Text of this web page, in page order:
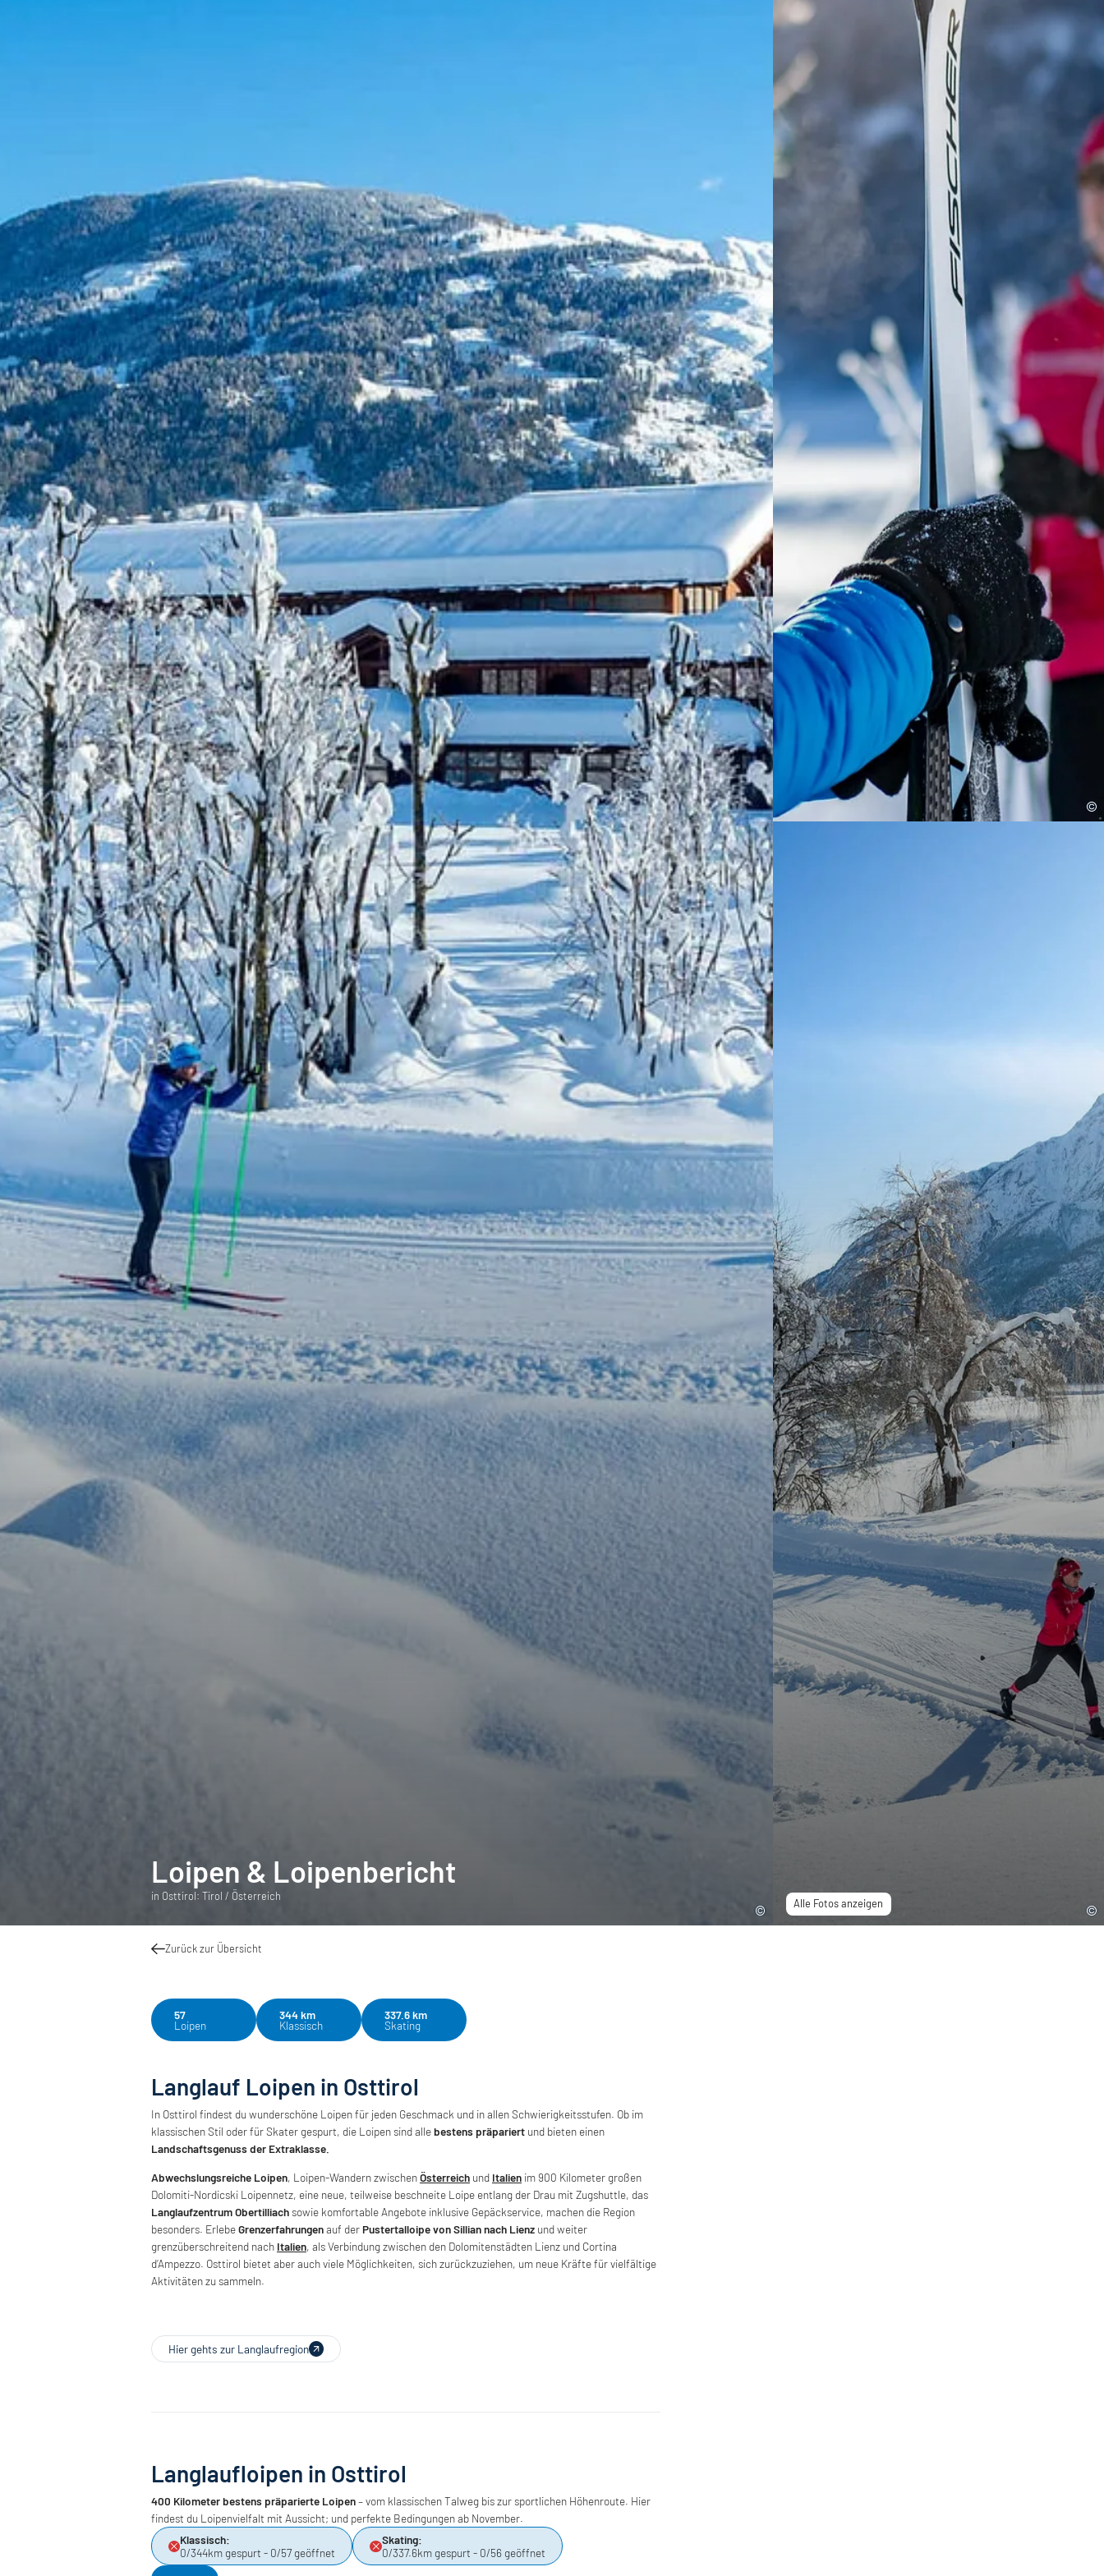
Alle Fotos anzeigen
Loipen & Loipenbericht
in Osttirol: Tirol / Österreich
Zurück zur Übersicht
57
Loipen
344 km
Klassisch
337.6 km
Skating
Langlauf Loipen in Osttirol
In Osttirol findest du wunderschöne Loipen für jeden Geschmack und in allen Schwierigkeitsstufen. Ob im
klassischen Stil oder für Skater gespurt, die Loipen sind allebestens präpariert und bieten einen
Landschaftsgenuss der Extraklasse.
Abwechslungsreiche Loipen, Loipen-Wandern zwischenÖsterreich und Italien im 900 Kilometer großen
Dolomiti-Nordicski Loipennetz, eine neue, teilweise beschneite Loipe entlang der Drau mit Zugshuttle, das
Langlaufzentrum Obertilliach sowie komfortable Angebote inklusive Gepäckservice, machen die Region
besonders. ErlebeGrenzerfahrungenauf der Pustertalloipe von Sillian nach Lienz und weiter
grenzüberschreitend nach Italien, als Verbindung zwischen den Dolomitenstädten Lienz und Cortina
d‘Ampezzo. Osttirol bietet aber auch viele Möglichkeiten, sich zurückzuziehen, um neue Kräfte für vielfältige
Aktivitäten zu sammeln.
Hier gehts zur Langlaufregion
Langlaufloipen in Osttirol
400 Kilometer bestens präparierte Loipen– vom klassischen Talweg bis zur sportlichen Höhenroute. Hier
findest du Loipenvielfalt mit Aussicht; und perfekte Bedingungen ab November.
Klassisch:
0/344km gespurt - 0/57 geöffnet
Skating:
0/337.6km gespurt - 0/56 geöffnet